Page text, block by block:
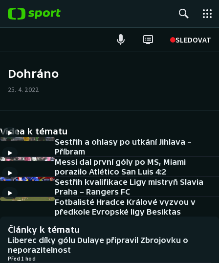
SLEDOVAT
Hokej
Tenis
Atletika
Cyklistika
DALŠÍ SPORTY
Americký fotbal
Baseball a softbal
Basketbal
NEPŘEHLÉDNĚTE
Soutěže
Historické návraty
Dohráno
25. 4. 2022
Videa k tématu
Sestřih a ohlasy po utkání Jihlava –
Příbram
Messi dal první góly po MS, Miami
porazilo Atlético San Luis 4:2
Sestřih kvalifikace Ligy mistryň Slavia
Praha – Rangers FC
Fotbalisté Hradce Králové vyzvou v
předkole Evropské ligy Besiktas
Články k tématu
Liberec díky gólu Dulaye připravil Zbrojovku o
neporazitelnost
Před 1 hod